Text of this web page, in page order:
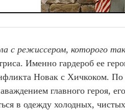
с режиссером, которого
Именно гардероб ее
Новак с Хичкоком.
главного героя,
в одежду холодных,